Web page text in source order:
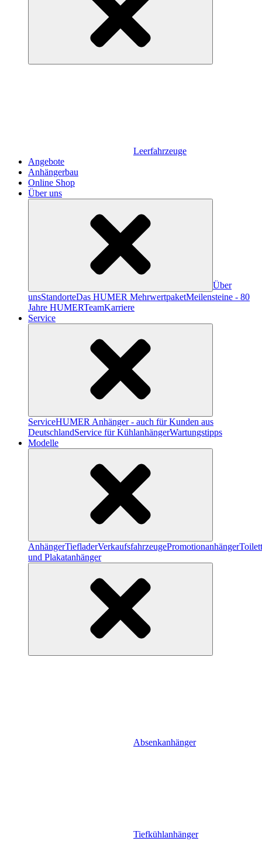
Leerfahrzeuge
Angebote
Anhängerbau
Online Shop
Über uns
Über
unsStandorteDas HUMER MehrwertpaketMeilensteine - 80
Jahre HUMERTeamKarriere
Service
ServiceHUMER Anhänger - auch für Kunden aus
DeutschlandService für KühlanhängerWartungstipps
Modelle
AnhängerTiefladerVerkaufsfahrzeugePromotionanhänger
und Plakatanhänger
Absenkanhänger
Tiefkühlanhänger